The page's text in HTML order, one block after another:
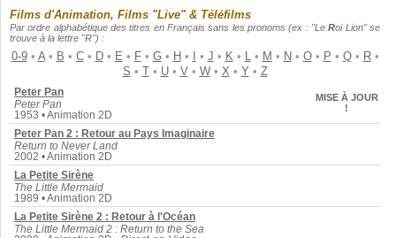
Films d'Animation, Films "Live" & Téléfilms
Par ordre alphabétique des titres en Français sans les pronoms (ex : "LeRoi Lion" se
trouve à la lettre "R") :
0-9• A• B • C• D• E • F• G • H • • J • K• L• M • N • O• P • Q• R•
S • T• U• V• W• X • Y • Z
Peter Pan
Peter Pan
1953 • Animation 2D
MISE À JOUR
!
Peter Pan 2 : Retour au Pays Imaginaire
Return to Never Land
2002 • Animation 2D
La Petite Sirène
The Little Mermaid
1989 • Animation 2D
La Petite Sirène 2 : Retour à l'Océan
The Little Mermaid 2 : Return to the Sea